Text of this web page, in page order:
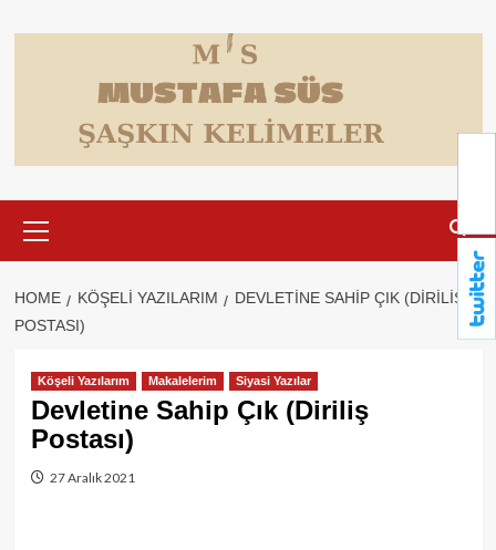
to
Menu
HOME KÖŞELI YAZILARIM
DEVLETINE SAHIP ÇIK (DIRILIŞ
POSTASI)
Köşeli Yazılarım Makalelerim Siyasi Yazılar
Devletine Sahip Çık (Diriliş
Postası)
27 Aralık 2021